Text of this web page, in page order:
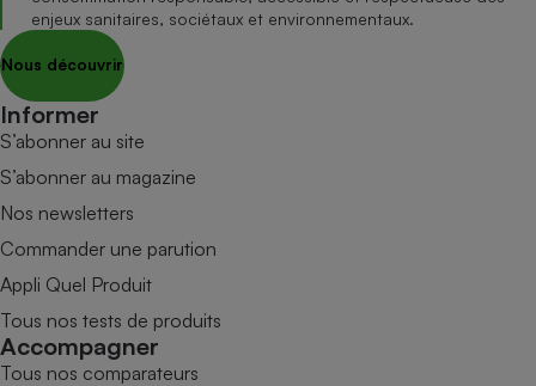
enjeux sanitaires, sociétaux et environnementaux.
Nous découvrir
Informer
S’abonner au site
S’abonner au magazine
Nos newsletters
Commander une parution
Appli Quel Produit
Tous nos tests de produits
Accompagner
Tous nos comparateurs